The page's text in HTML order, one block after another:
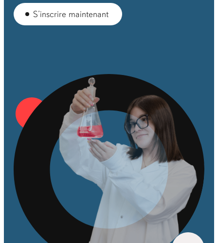
S’inscrire maintenant